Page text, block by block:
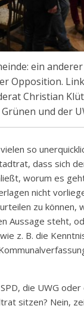
ein
Opposition.
Christian
und der
so
dass sich
worum es
nicht
zu können,
Aussage steht,
z. B. die
die UWG oder
sitzen? Nein,